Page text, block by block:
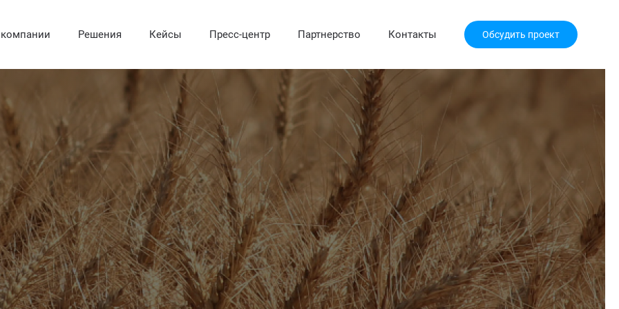
Решения Кейсы Пресс-центр Партнерство Контакты Обсудить проект